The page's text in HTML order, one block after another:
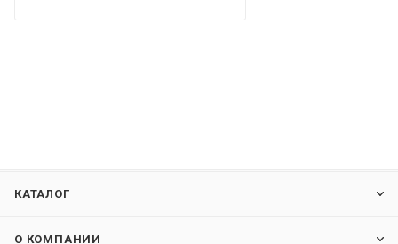
КАТАЛОГ
О КОМПАНИИ